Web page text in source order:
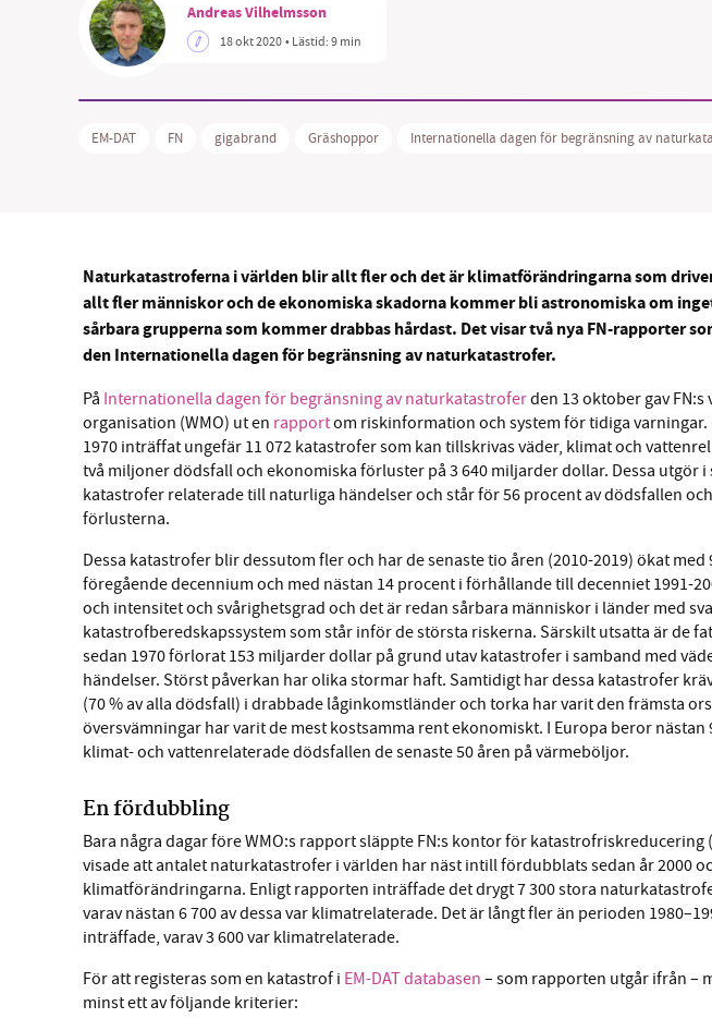
Andreas Vilhelmsson
18 okt 2020• Lästid:9 min
EM-DAT FN gigabrand Gräshoppor Internationella dagen för begränsning av
Naturkatastroferna i världen blir allt fler och det är klimatförändringarna som
allt fler människor och de ekonomiska skadorna kommer bli astronomiska om
sårbara grupperna som kommer drabbas hårdast. Det visar två nya FN-rapporter
den Internationella dagen för begränsning av naturkatastrofer.
På Internationella dagen för begränsning av naturkatastroferden 13 oktober gav
organisation (WMO) ut en rapportom riskinformation och system för tidiga
1970 inträffat ungefär 11 072 katastrofer som kan tillskrivas väder, klimat och
två miljoner dödsfall och ekonomiska förluster på 3 640 miljarder dollar. Dessa utgör i
katastrofer relaterade till naturliga händelser och står för 56 procent av dödsfallen
förlusterna.
Dessa katastrofer blir dessutom fler och har de senaste tio åren (2010-2019) ökat
föregående decennium och med nästan 14 procent i förhållande till decenniet 1991-
och intensitet och svårighetsgrad och det är redan sårbara människor i länder med
katastrofberedskapssystem som står inför de största riskerna. Särskilt utsatta är de
sedan 1970 förlorat 153 miljarder dollar på grund utav katastrofer i samband med
händelser. Störst påverkan har olika stormar haft. Samtidigt har dessa katastrofer
(70 % av alla dödsfall) i drabbade låginkomstländer och torka har varit den främsta
översvämningar har varit de mest kostsamma rent ekonomiskt. I Europa beror nästan
klimat- och vattenrelaterade dödsfallen de senaste 50 åren på värmeböljor.
En fördubbling
Bara några dagar före WMO:s rapport släppte FN:s kontor för katastrofriskreducering (
visade att antalet naturkatastrofer i världen har näst intill fördubblats sedan år 2000
klimatförändringarna. Enligt rapporten inträffade det drygt 7 300 stora
varav nästan 6 700 av dessa var klimatrelaterade. Det är långt fler än perioden
inträffade, varav 3 600 var klimatrelaterade.
För att registeras som en katastrof i EM-DAT databasen – som rapporten utgår ifrån –
minst ett av följande kriterier:
nyhetsbevakning och
och vi hoppas
Läs